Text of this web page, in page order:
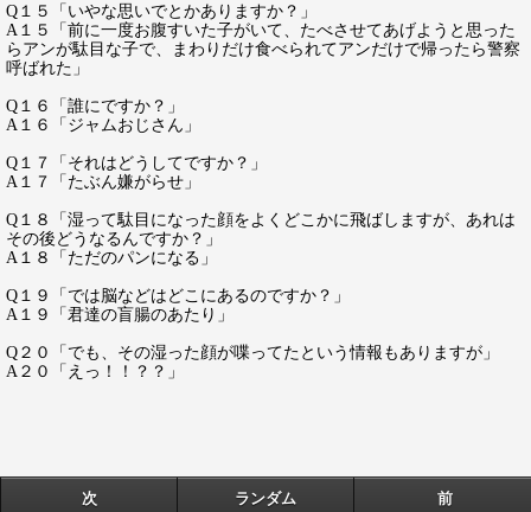
Q１５「いやな思いでとかありますか？」
A１５「前に一度お腹すいた子がいて、たべさせてあげようと思った
らアンが駄目な子で、まわりだけ食べられてアンだけで帰ったら警察
呼ばれた」
Q１６「誰にですか？」
A１６「ジャムおじさん」
Q１７「それはどうしてですか？」
A１７「たぶん嫌がらせ」
Q１８「湿って駄目になった顔をよくどこかに飛ばしますが、あれは
その後どうなるんですか？」
A１８「ただのパンになる」
Q１９「では脳などはどこにあるのですか？」
A１９「君達の盲腸のあたり」
Q２０「でも、その湿った顔が喋ってたという情報もありますが」
A２０「えっ！！？？」
次 ランダム 前